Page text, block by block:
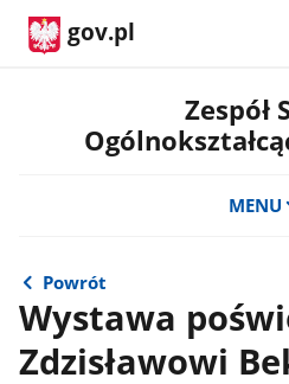
gov.pl
Zespół
MENU
Powrót
Wystawa
Zdzisławowi